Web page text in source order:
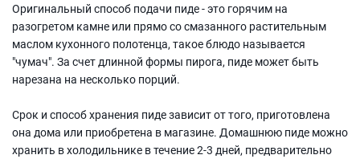
Оригинальный способ подачи пиде - это горячим на
разогретом камне или прямо со смазанного растительным
маслом кухонного полотенца, такое блюдо называется
"чумач". За счет длинной формы пирога, пиде может быть
нарезана на несколько порций.
Срок и способ хранения пиде зависит от того, приготовлена
она дома или приобретена в магазине. Домашнюю пиде можно
хранить в холодильнике в течение 2-3 дней, предварительно